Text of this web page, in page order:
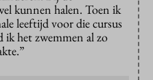
kunnen halen. Toen ik
leeftijd voor die cursus
ik het zwemmen al zo